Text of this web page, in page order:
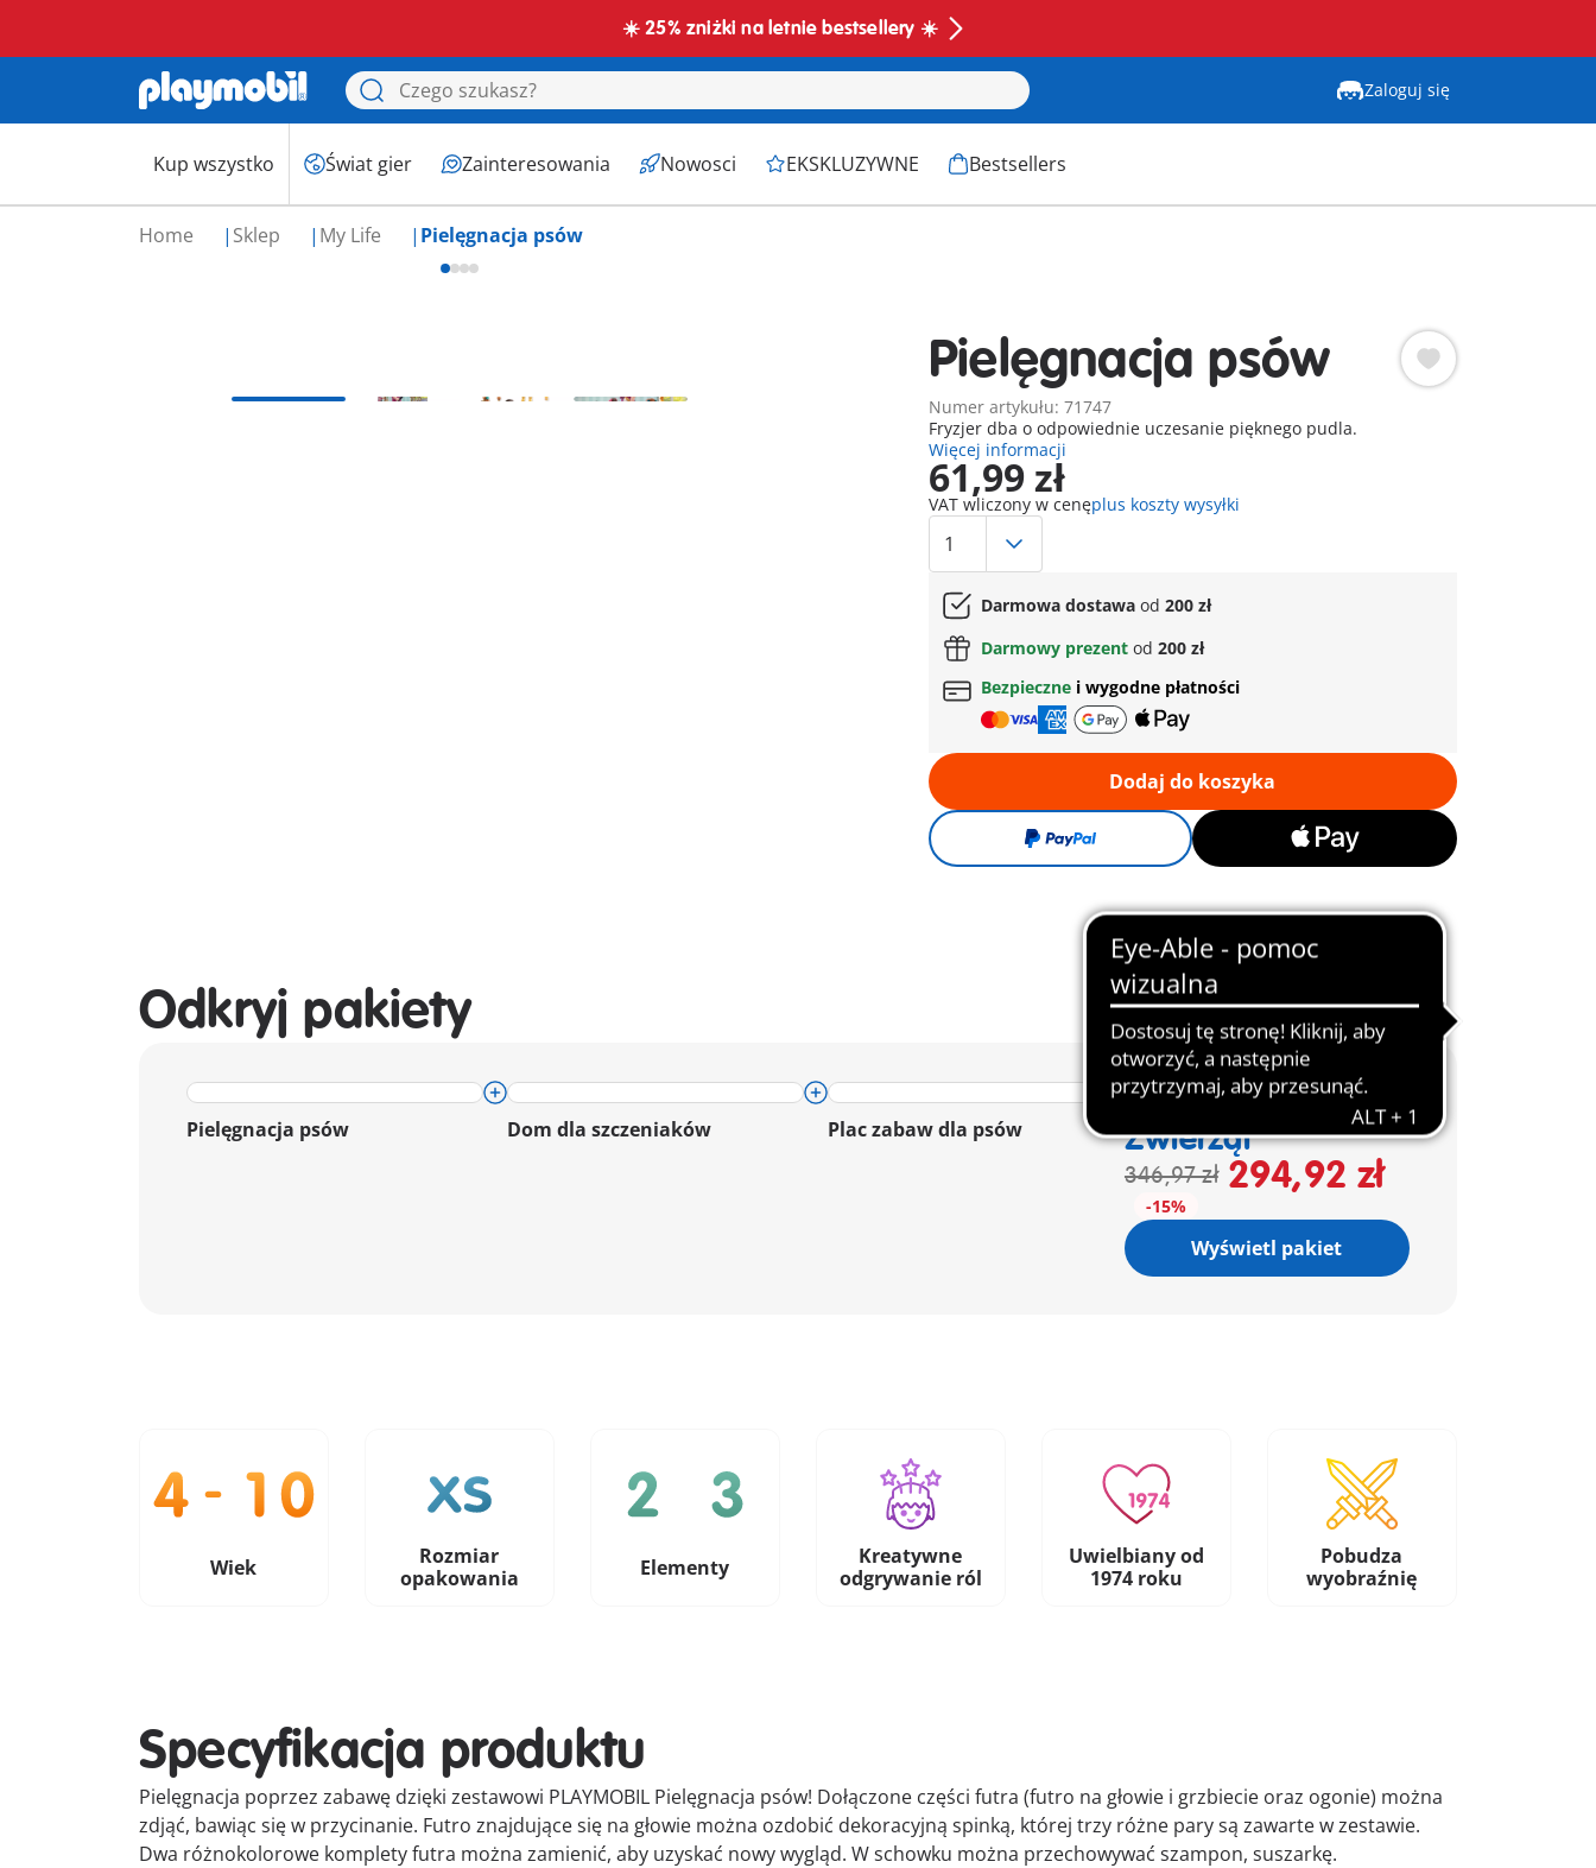
☀️ 25% zniżki na letnie bestsellery ☀️
Zaloguj się
Kup wszystko Świat gier Zainteresowania Nowosci EKSKLUZYWNE Bestsellers
Home Sklep My Life Pielęgnacja psów
Pielęgnacja psów
Numer artykułu: 71747
Fryzjer dba o odpowiednie uczesanie pięknego pudla.
Więcej informacji
61,99 zł
VAT wliczony w cenęplus koszty wysyłki
Darmowa dostawaod 200 zł
Darmowy prezentod 200 zł
Bezpieczne i wygodne płatności
Dodaj do koszyka
Odkryj pakiety
Pielęgnacja psów Dom dla szczeniaków Plac zabaw dla psów
Pakiet Hotel dla
Zwierząt
346,97 zł 294,92 zł
-15%
Wyświetl pakiet
Wiek
Rozmiar
opakowania
Elementy
Kreatywne
odgrywanie ról
Uwielbiany od
1974 roku
Pobudza
wyobraźnię
Specyfikacja produktu
Pielęgnacja poprzez zabawę dzięki zestawowi PLAYMOBIL Pielęgnacja psów! Dołączone części futra (futro na głowie i grzbiecie oraz ogonie) można
zdjąć, bawiąc się w przycinanie. Futro znajdujące się na głowie można ozdobić dekoracyjną spinką, której trzy różne pary są zawarte w zestawie.
Dwa różnokolorowe komplety futra można zamienić, aby uzyskać nowy wygląd. W schowku można przechowywać szampon, suszarkę.